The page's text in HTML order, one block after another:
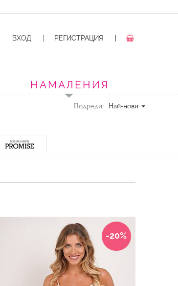
ВХОД РЕГИСТРАЦИЯ
НАМАЛЕНИЯ
Подреди: Най-нови
-20%